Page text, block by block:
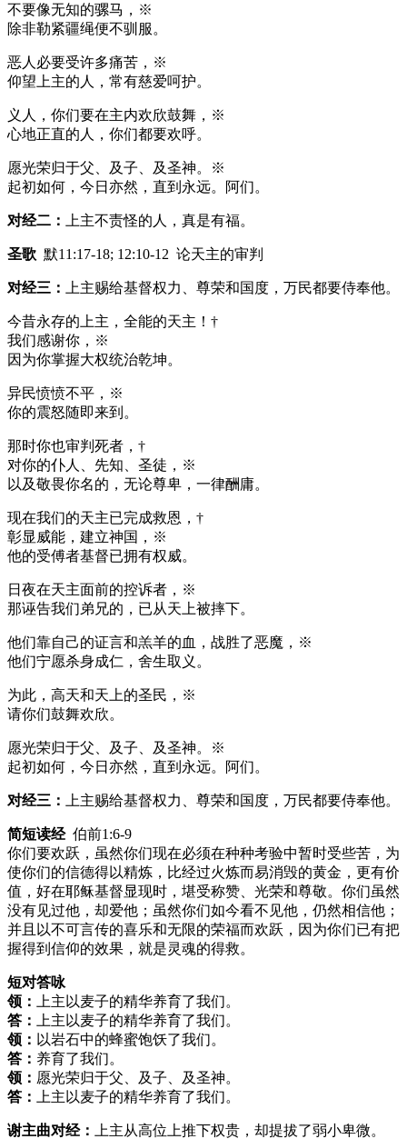
不要像无知的骡马，※
除非勒紧疆绳便不驯服。
恶人必要受许多痛苦，※
仰望上主的人，常有慈爱呵护。
义人，你们要在主内欢欣鼓舞，※
心地正直的人，你们都要欢呼。
愿光荣归于父、及子、及圣神。※
起初如何，今日亦然，直到永远。阿们。
对经二： 上主不责怪的人，真是有福。
圣歌 默11:17-18; 12:10-12 论天主的审判
对经三： 上主赐给基督权力、尊荣和国度，万民都要侍奉他。
今昔永存的上主，全能的天主！†
我们感谢你，※
因为你掌握大权统治乾坤。
异民愤愤不平，※
你的震怒随即来到。
那时你也审判死者，†
对你的仆人、先知、圣徒，※
以及敬畏你名的，无论尊卑，一律酬庸。
现在我们的天主已完成救恩，†
彰显威能，建立神国，※
他的受傅者基督已拥有权威。
日夜在天主面前的控诉者，※
那诬告我们弟兄的，已从天上被摔下。
他们靠自己的证言和羔羊的血，战胜了恶魔，※
他们宁愿杀身成仁，舍生取义。
为此，高天和天上的圣民，※
请你们鼓舞欢欣。
愿光荣归于父、及子、及圣神。※
起初如何，今日亦然，直到永远。阿们。
对经三： 上主赐给基督权力、尊荣和国度，万民都要侍奉他。
简短读经 伯前1:6-9
你们要欢跃，虽然你们现在必须在种种考验中暂时受些苦，为
使你们的信德得以精炼，比经过火炼而易消毁的黄金，更有价
值，好在耶稣基督显现时，堪受称赞、光荣和尊敬。你们虽然
没有见过他，却爱他；虽然你们如今看不见他，仍然相信他；
并且以不可言传的喜乐和无限的荣福而欢跃，因为你们已有把
握得到信仰的效果，就是灵魂的得救。
短对答咏
领：
上主以麦子的精华养育了我们。
答：
上主以麦子的精华养育了我们。
领： 以岩石中的蜂蜜饱饫了我们。
答： 养育了我们。
领： 愿光荣归于父、及子、及圣神。
答：
上主以麦子的精华养育了我们。
谢主曲对经： 上主从高位上推下权贵，却提拔了弱小卑微。